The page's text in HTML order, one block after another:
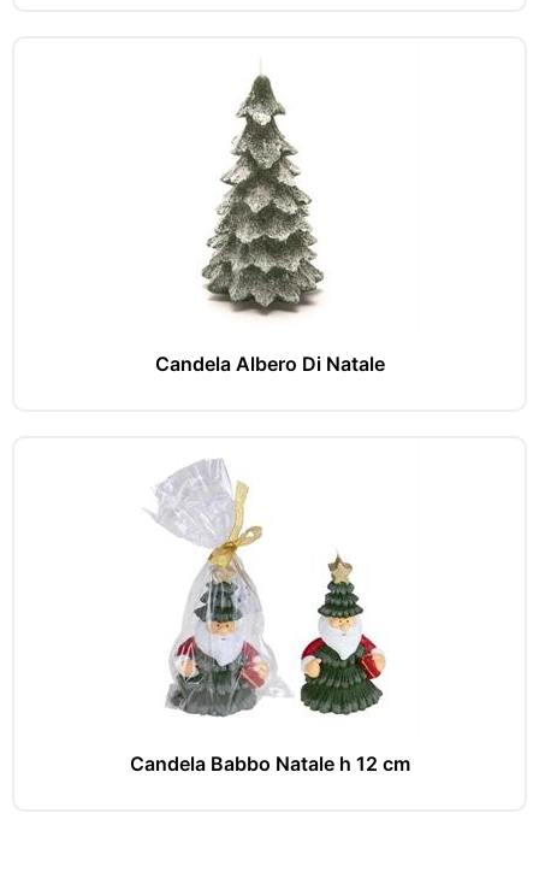
Candela Albero Di Natale
Candela Babbo Natale h 12 cm